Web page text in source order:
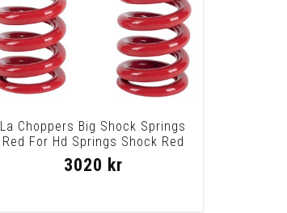
La Choppers Big Shock Springs
Red For Hd Springs Shock Red
89-07
3020 kr